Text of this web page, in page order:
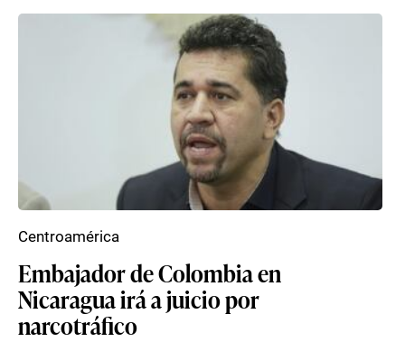
Embajador de Colombia en
Nicaragua irá a juicio por
narcotráfico
Centroamérica